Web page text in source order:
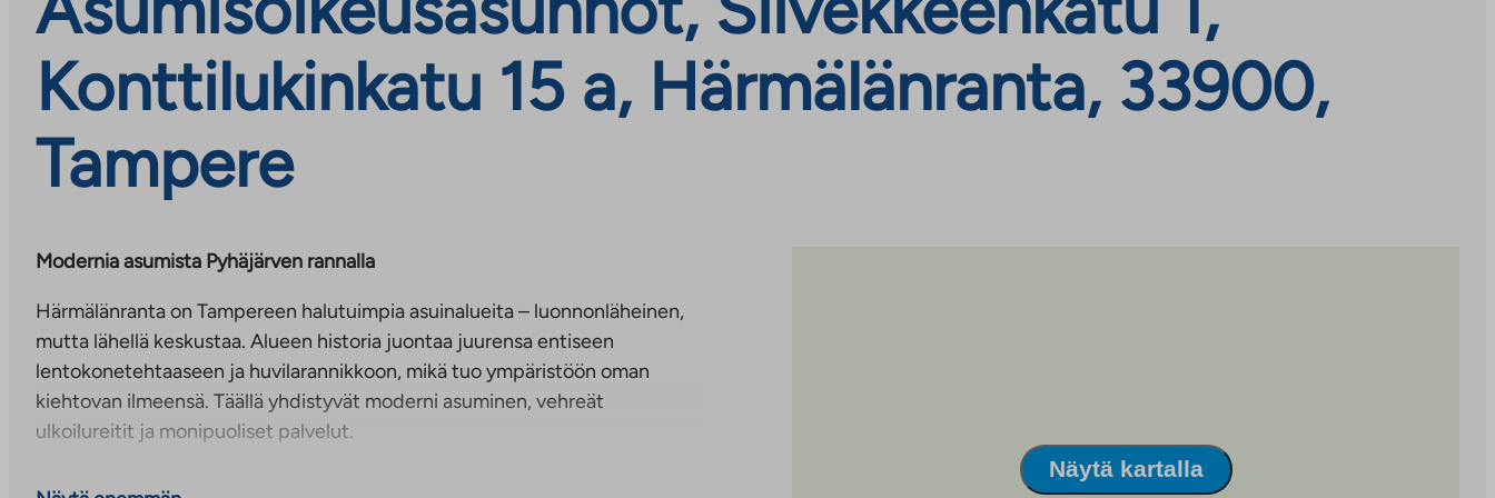
Konttilukinkatu 15 a, Härmälänranta, 33900,
Tampere
Modernia asumista Pyhäjärven rannalla
Härmälänranta on Tampereen halutuimpia asuinalueita – luonnonläheinen,
mutta lähellä keskustaa. Alueen historia juontaa juurensa entiseen
lentokonetehtaaseen ja huvilarannikkoon, mikä tuo ympäristöön oman
kiehtovan ilmeensä. Täällä yhdistyvät moderni asuminen, vehreät
ulkoilureitit ja monipuoliset palvelut.
Näytä kartalla